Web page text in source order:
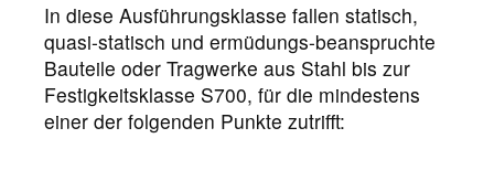
In diese Ausführungsklasse fallen statisch,
quasi-statisch und ermüdungs-beanspruchte
Bauteile oder Tragwerke aus Stahl bis zur
Festigkeitsklasse S700, für die mindestens
einer der folgenden Punkte zutrifft: